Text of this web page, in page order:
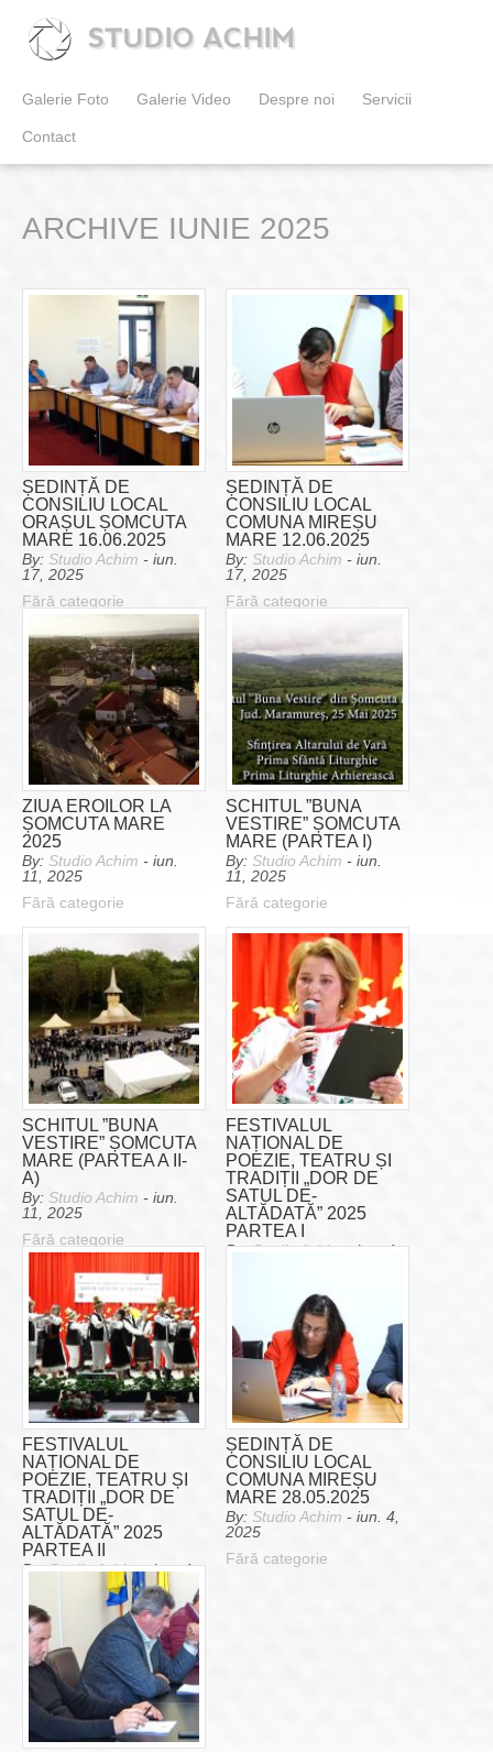
STUDIO ACHIM
Galerie Foto Galerie Video Despre noi Servicii
Contact
ARCHIVE IUNIE 2025
ȘEDINȚĂ DE
CONSILIU LOCAL
ORAȘUL ȘOMCUTA
MARE 16.06.2025
By: Studio Achim - iun.
17, 2025
Fără categorie
ȘEDINȚĂ DE
CONSILIU LOCAL
COMUNA MIREȘU
MARE 12.06.2025
By: Studio Achim - iun.
17, 2025
Fără categorie
ZIUA EROILOR LA
ȘOMCUTA MARE
2025
By: Studio Achim - iun.
11, 2025
Fără categorie
SCHITUL ”BUNA
VESTIRE” ȘOMCUTA
MARE (PARTEA I)
By: Studio Achim - iun.
11, 2025
Fără categorie
SCHITUL ”BUNA
VESTIRE” ȘOMCUTA
MARE (PARTEA A II-
A)
By: Studio Achim - iun.
11, 2025
Fără categorie
FESTIVALUL
NAȚIONAL DE
POEZIE, TEATRU ȘI
TRADIȚII „DOR DE
SATUL DE-
ALTĂDATĂ” 2025
PARTEA I
By:Studio Achim- iun. 4,
Fără categorie
FESTIVALUL
NAȚIONAL DE
POEZIE, TEATRU ȘI
TRADIȚII „DOR DE
SATUL DE-
ALTĂDATĂ” 2025
PARTEA II
By:Studio Achim- iun. 4,
Fără categorie
ȘEDINȚĂ DE
CONSILIU LOCAL
COMUNA MIREȘU
MARE 28.05.2025
By: Studio Achim - iun. 4,
2025
Fără categorie